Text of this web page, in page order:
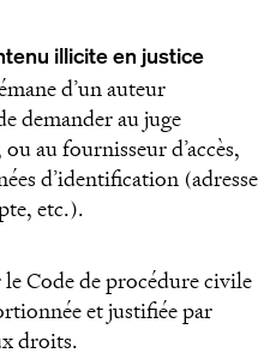
illicite en justice
d’un auteur
demander au juge
au fournisseur d’accès,
d’identification (adresse
etc.).
Code de procédure civile
et justifiée par
droits.